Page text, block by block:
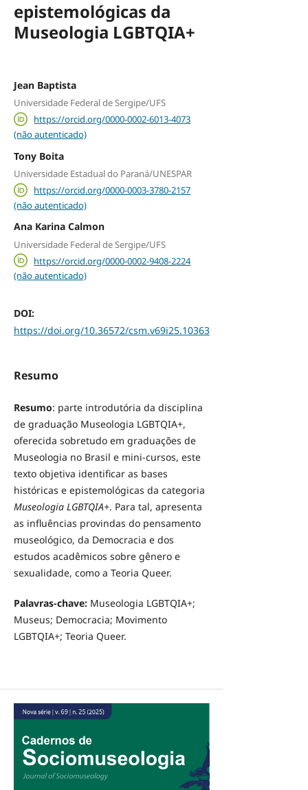
epistemológicas da
Museologia LGBTQIA+
Jean Baptista
Universidade Federal de Sergipe/UFS
https://orcid.org/0000-0002-6013-4073
(não autenticado)
Tony Boita
Universidade Estadual do Paraná/UNESPAR
https://orcid.org/0000-0003-3780-2157
(não autenticado)
Ana Karina Calmon
Universidade Federal de Sergipe/UFS
https://orcid.org/0000-0002-9408-2224
(não autenticado)
DOI:
https://doi.org/10.36572/csm.v69i25.10363
Resumo
Resumo: parte introdutória da disciplina
de graduação Museologia LGBTQIA+,
oferecida sobretudo em graduações de
Museologia no Brasil e mini-cursos, este
texto objetiva identificar as bases
históricas e epistemológicas da categoria
Museologia LGBTQIA+. Para tal, apresenta
as influências provindas do pensamento
museológico, da Democracia e dos
estudos acadêmicos sobre gênero e
sexualidade, como a Teoria Queer.
Palavras-chave:Museologia LGBTQIA+;
Museus; Democracia; Movimento
LGBTQIA+; Teoria Queer.